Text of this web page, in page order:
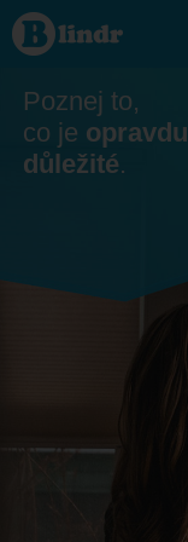
Seznamka
Poznej to,
co je opravdu
důležité.